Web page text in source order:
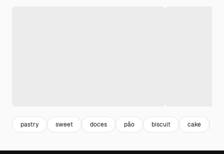
pastry sweet doces pão biscuit cake